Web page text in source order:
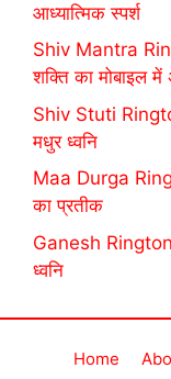
आध्यात्मिक स्पर्श
Shiv Mantra
शक्ति का मोबाइल
Shiv Stuti
मधुर ध्वनि
Maa Durga
का प्रतीक
Ganesh
ध्वनि
Home